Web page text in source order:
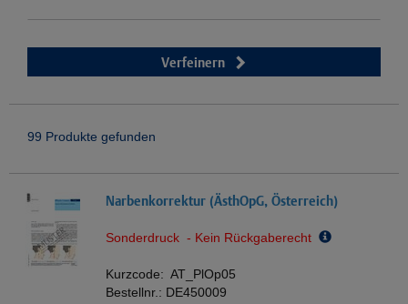
Verfeinern
99 Produkte gefunden
Narbenkorrektur (ÄsthOpG, Österreich)
Sonderdruck - Kein Rückgaberecht
Kurzcode: AT_PlOp05
Bestellnr.: DE450009